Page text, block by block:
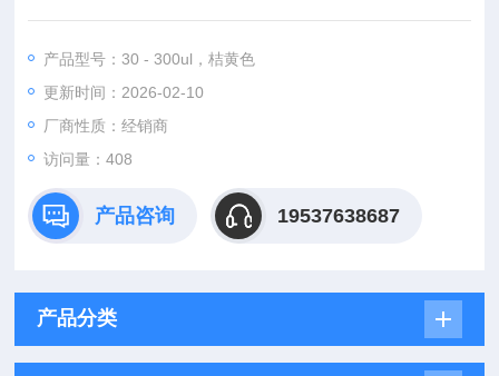
液。符合人体工程学，超轻设计大幅减少手部与臂部用力，降低
安装与脱卸吸头轻松省力，保障气密性。整支或下半支能高温高
压灭菌，材质优质，抗紫外线与化学腐蚀出色，广泛用于生命科
学研究、医疗诊断等领域 。
产品型号：30 - 300ul，桔黄色
更新时间：2026-02-10
厂商性质：经销商
访问量：408
产品咨询 19537638687
产品分类